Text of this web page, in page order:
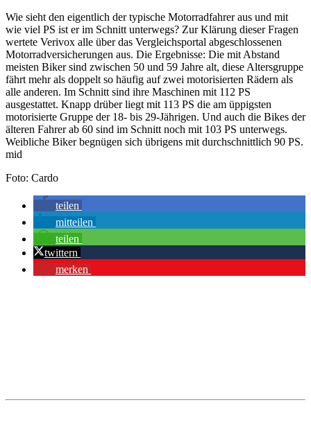
Wie sieht den eigentlich der typische Motorradfahrer aus und mit
wie viel PS ist er im Schnitt unterwegs? Zur Klärung dieser Fragen
wertete Verivox alle über das Vergleichsportal abgeschlossenen
Motorradversicherungen aus. Die Ergebnisse: Die mit Abstand
meisten Biker sind zwischen 50 und 59 Jahre alt, diese Altersgruppe
fährt mehr als doppelt so häufig auf zwei motorisierten Rädern als
alle anderen. Im Schnitt sind ihre Maschinen mit 112 PS
ausgestattet. Knapp drüber liegt mit 113 PS die am üppigsten
motorisierte Gruppe der 18- bis 29-Jährigen. Und auch die Bikes der
älteren Fahrer ab 60 sind im Schnitt noch mit 103 PS unterwegs.
Weibliche Biker begnügen sich übrigens mit durchschnittlich 90 PS.
mid
Foto: Cardo
teilen
mitteilen
teilen
twittern
merken